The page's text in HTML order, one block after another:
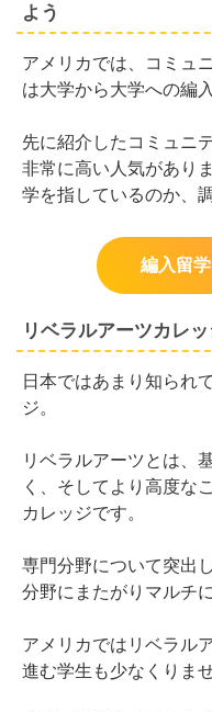
よう
アメリカでは、コミュ
は大学から大学への編
先に紹介したコミュニ
非常に高い人気があり
学を指しているのか、
編入留
リベラルアーツカレ
日本ではあまり知られ
ジ。
リベラルアーツとは、
く、そしてより高度な
カレッジです。
専門分野について突出
分野にまたがりマルチ
アメリカではリベラル
進む学生も少なくりませ